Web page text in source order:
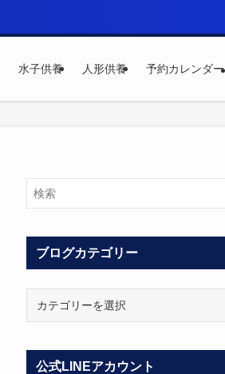
水子供養 人形供養 予約カレンダー
ブログカテゴリー
カ
テ公式LINEアカウント